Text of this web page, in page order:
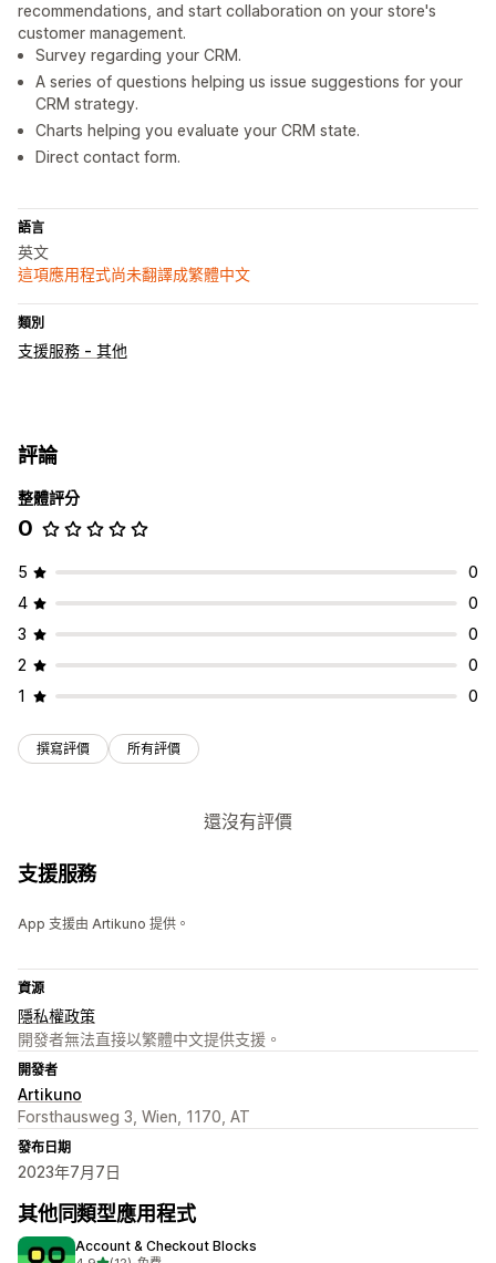
recommendations, and start collaboration on your store's
customer management.
Survey regarding your CRM.
A series of questions helping us issue suggestions for your
CRM strategy.
Charts helping you evaluate your CRM state.
Direct contact form.
語言
英文
這項應用程式尚未翻譯成繁體中文
類別
支援服務 - 其他
評論
整體評分
0
5
0
4
0
3
0
2
0
1
0
撰寫評價 所有評價
還沒有評價
支援服務
App 支援由 Artikuno 提供。
資源
隱私權政策
開發者無法直接以繁體中文提供支援。
開發者
Artikuno
Forsthausweg 3, Wien, 1170, AT
發布日期
2023年7月7日
其他同類型應用程式
Account & Checkout Blocks